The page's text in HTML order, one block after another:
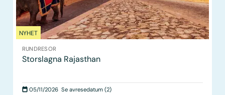
NYHET
RUNDRESOR
Storslagna Rajasthan
05/11/2026 Se avresedatum (2)